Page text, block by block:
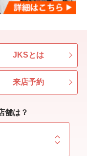
JKSとは
来店予約
舗は？